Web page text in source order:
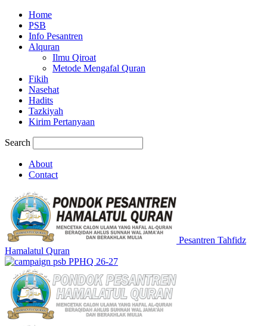
Home
PSB
Info Pesantren
Alquran
Ilmu Qiroat
Metode Mengafal Quran
Fikih
Nasehat
Hadits
Tazkiyah
Kirim Pertanyaan
Search
About
Contact
Pesantren Tahfidz
Hamalatul Quran